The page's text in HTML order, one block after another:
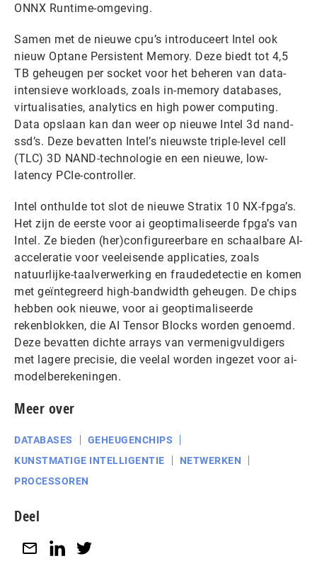
ONNX Runtime-omgeving.
Samen met de nieuwe cpu’s introduceert Intel ook
nieuw Optane Persistent Memory. Deze biedt tot 4,5
TB geheugen per socket voor het beheren van data-
intensieve workloads, zoals in-memory databases,
virtualisaties, analytics en high power computing.
Data opslaan kan dan weer op nieuwe Intel 3d nand-
ssd’s. Deze bevatten Intel’s nieuwste triple-level cell
(TLC) 3D NAND-technologie en een nieuwe, low-
latency PCIe-controller.
Intel onthulde tot slot de nieuwe Stratix 10 NX-fpga’s.
Het zijn de eerste voor ai geoptimaliseerde fpga’s van
Intel. Ze bieden (her)configureerbare en schaalbare AI-
acceleratie voor veeleisende applicaties, zoals
natuurlijke-taalverwerking en fraudedetectie en komen
met geïntegreerd high-bandwidth geheugen. De chips
hebben ook nieuwe, voor ai geoptimaliseerde
rekenblokken, die AI Tensor Blocks worden genoemd.
Deze bevatten dichte arrays van vermenigvuldigers
met lagere precisie, die veelal worden ingezet voor ai-
modelberekeningen.
Meer over
DATABASES
GEHEUGENCHIPS
KUNSTMATIGE INTELLIGENTIE
NETWERKEN
PROCESSOREN
Deel